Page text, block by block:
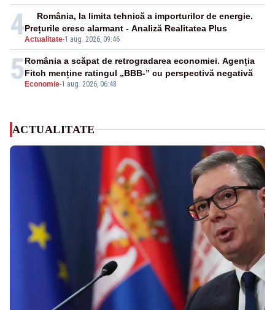
4Actualitate-1 aug. 2026, 09:46
România, la limita tehnică a importurilor de energie.
Prețurile cresc alarmant - Analiză Realitatea Plus
5 Economie-1 aug. 2026, 06:48
România a scăpat de retrogradarea economiei. Agenția
Fitch menține ratingul „BBB-” cu perspectivă negativă
ACTUALITATE